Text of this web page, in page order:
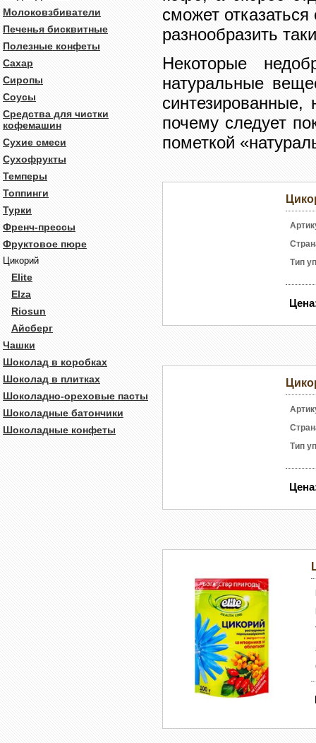
Молоковзбиватели
Печенья бисквитные
Полезные конфеты
Сахар
Сиропы
Соусы
Средства для чистки
кофемашин
Сухие смеси
Сухофрукты
Темперы
Топпинги
Турки
Френч-прессы
Фруктовое пюре
Цикорий
Elite
Elza
Riosun
Айсберг
Чашки
Шоколад в коробках
Шоколад в плитках
Шоколадно-ореховые пасты
Шоколадные батончики
Шоколадные конфеты
сможет
разнообразить
Некоторые
натуральные
почему следует
пометкой
Тип
Тип